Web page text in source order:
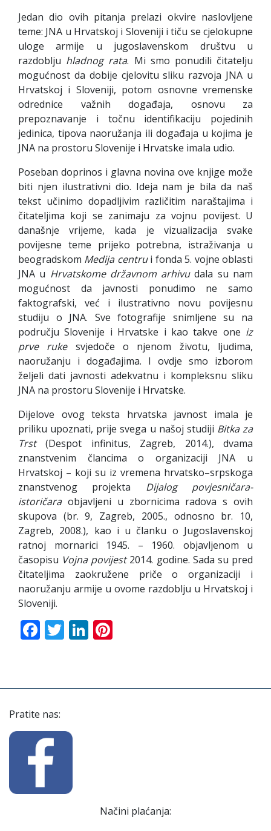
Jedan dio ovih pitanja prelazi okvire naslovljene
teme: JNA u Hrvatskoj i Sloveniji i tiču se cjelokupne
uloge armije u jugoslavenskom društvu u
razdoblju hladnog rata. Mi smo ponudili čitatelju
mogućnost da dobije cjelovitu sliku razvoja JNA u
Hrvatskoj i Sloveniji, potom osnovne vremenske
odrednice važnih događaja, osnovu za
prepoznavanje i točnu identifikaciju pojedinih
jedinica, tipova naoružanja ili događaja u kojima je
JNA na prostoru Slovenije i Hrvatske imala udio.
Poseban doprinos i glavna novina ove knjige može
biti njen ilustrativni dio. Ideja nam je bila da naš
tekst učinimo dopadljivim različitim naraštajima i
čitateljima koji se zanimaju za vojnu povijest. U
današnje vrijeme, kada je vizualizacija svake
povijesne teme prijeko potrebna, istraživanja u
beogradskom Medija centrui fonda 5. vojne oblasti
JNA u Hrvatskome državnom arhivudala su nam
mogućnost da javnosti ponudimo ne samo
faktografski, već i ilustrativno novu povijesnu
studiju o JNA. Sve fotografije snimljene su na
području Slovenije i Hrvatske i kao takve one iz
prve rukesvjedoče o njenom životu, ljudima,
naoružanju i događajima. I ovdje smo izborom
željeli dati javnosti adekvatnu i kompleksnu sliku
JNA na prostoru Slovenije i Hrvatske.
Dijelove ovog teksta hrvatska javnost imala je
priliku upoznati, prije svega u našoj studiji Bitka za
Trst(Despot infinitus, Zagreb, 2014.), dvama
znanstvenim člancima o organizaciji JNA u
Hrvatskoj – koji su iz vremena hrvatsko–srpskoga
znanstvenog projekta Dijalog povjesničara-
istoričaraobjavljeni u zbornicima radova s ovih
skupova (br. 9, Zagreb, 2005., odnosno br. 10,
Zagreb, 2008.), kao i u članku o Jugoslavenskoj
ratnoj mornarici 1945. – 1960. objavljenom u
časopisu Vojna povijest2014. godine. Sada su pred
čitateljima zaokružene priče o organizaciji i
naoružanju armije u ovome razdoblju u Hrvatskoj i
Sloveniji.
Facebook
TwitterLinkedIn
Pratite nas:
Načini plaćanja: